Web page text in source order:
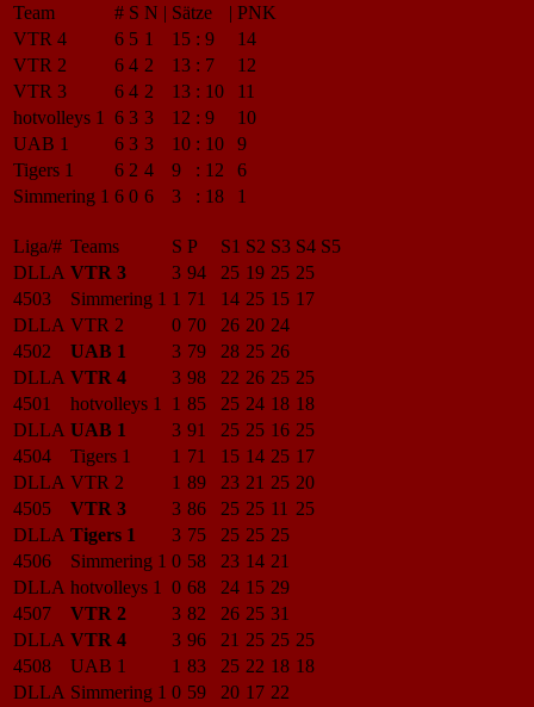
Team
# S N | Sätze | PNK
VTR 4
6 5 1 15 : 9
14
VTR 2
6 4 2 13 : 7
12
VTR 3
6 4 2 13 : 10
11
hotvolleys 1
6 3 3 12 : 9
10
UAB 1
6 3 3 10 : 10
9
Tigers 1
6 2 4 9 : 12
6
Simmering 1 6 0 6 3 : 18 1
Liga/# Teams S P S1 S2 S3 S4 S5
DLLA VTR 3 3 94 25 19 25 25
4503
Simmering 1 1 71 14 25 15 17
DLLA VTR 2 0 70 26 20 24
4502
UAB 1 3 79 28 25 26
DLLA VTR 4 3 98 22 26 25 25
4501
hotvolleys 1 1 85 25 24 18 18
DLLA UAB 1 3 91 25 25 16 25
4504
Tigers 1 1 71 15 14 25 17
DLLA VTR 2 1 89 23 21 25 20
4505
VTR 3 3 86 25 25 11 25
DLLA Tigers 1 3 75 25 25 25
4506
Simmering 1 0 58 23 14 21
DLLA hotvolleys 1 0 68 24 15 29
4507
VTR 2 3 82 26 25 31
DLLA VTR 4 3 96 21 25 25 25
4508
UAB 1 1 83 25 22 18 18
DLLA Simmering 1 0 59 20 17 22